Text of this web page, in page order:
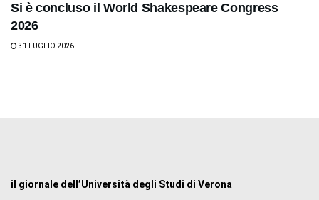
Si è concluso il World Shakespeare Congress
2026
31 LUGLIO 2026
il giornale dell’Università degli Studi di Verona